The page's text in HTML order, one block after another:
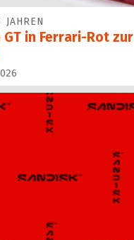
GT in Ferrari-Rot zur